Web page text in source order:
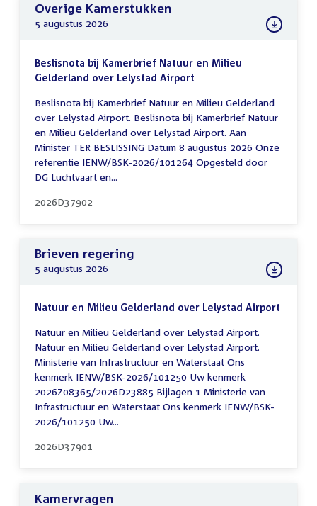
Overige Kamerstukken
5 augustus 2026
Beslisnota bij Kamerbrief Natuur en Milieu
Gelderland over Lelystad Airport
Beslisnota bij Kamerbrief Natuur en Milieu Gelderland
over Lelystad Airport. Beslisnota bij Kamerbrief Natuur
en Milieu Gelderland over Lelystad Airport. Aan
Minister TER BESLISSING Datum 8 augustus 2026 Onze
referentie IENW/BSK-2026/101264 Opgesteld door
DG Luchtvaart en...
2026D37902
Brieven regering
5 augustus 2026
Natuur en Milieu Gelderland over Lelystad Airport
Natuur en Milieu Gelderland over Lelystad Airport.
Natuur en Milieu Gelderland over Lelystad Airport.
Ministerie van Infrastructuur en Waterstaat Ons
kenmerk IENW/BSK-2026/101250 Uw kenmerk
2026Z08365/2026D23885 Bijlagen 1 Ministerie van
Infrastructuur en Waterstaat Ons kenmerk IENW/BSK-
2026/101250 Uw...
2026D37901
Kamervragen